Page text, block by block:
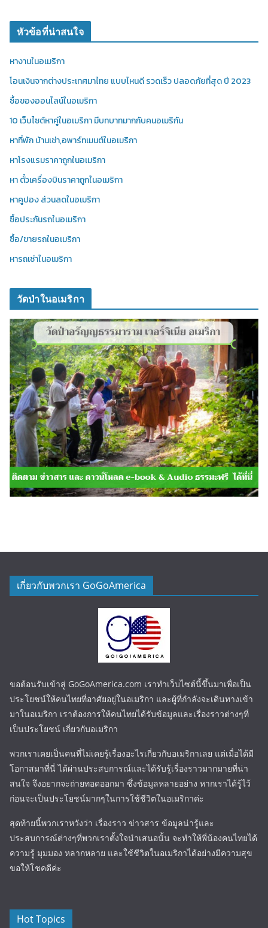
หัวข้อที่น่าสนใจ
หางานในอเมริกา
โอนเงินจากต่างประเทศมาไทย แบบไหนดี รวดเร็ว ปลอดภัยที่สุด ปี 2023
ซื้อของออนไลน์ในอเมริกา
10 เว็บไซต์หาคู่ในอเมริกา มีบทบาทมากกับคนอเมริกัน
หาที่พัก บ้านเช่า,อพาร์ทเมนต์ในอเมริกา
หาโรงแรมราคาถูกในอเมริกา
หา ตั๋วเครื่องบินราคาถูกในอเมริกา
หาคูปอง ส่วนลดในอเมริกา
ซื้อประกันรถในอเมริกา
ซื้อ/ขายรถในอเมริกา
หารถเช่าในอเมริกา
วัดป่าในอเมริกา
เกี่ยวกับพวกเรา GoGoAmerica
ขอต้อนรับเข้าสู่ GoGoAmerica.com เราทำเว็บไซต์นี้ขึ้นมาเพื่อเป็น
ประโยชน์ให้คนไทยที่อาศัยอยู่ในอเมริกา และผู้ที่กำลังจะเดินทางเข้า
มาในอเมริกา เราต้องการให้คนไทยได้รับข้อมูลและเรื่องราวต่างๆที่
เป็นประโยชน์ เกี่ยวกับอเมริกา
พวกเราเคยเป็นคนที่ไม่เคยรู้เรื่องอะไรเกี่ยวกับอเมริกาเลย แต่เมื่อได้มี
โอกาสมาที่นี่ ได้ผ่านประสบการณ์และได้รับรู้เรื่องราวมากมายที่น่า
สนใจ จึงอยากจะถ่ายทอดออกมา ซึ่งข้อมูลหลายอย่าง หากเราได้รู้ไว้
ก่อนจะเป็นประโยชน์มากๆในการใช้ชีวิตในอเมริกาค่ะ
สุดท้ายนี้พวกเราหวังว่า เรื่องราว ข่าวสาร ข้อมูลน่ารู้และ
ประสบการณ์ต่างๆที่พวกเราตั้งใจนำเสนอนั้น จะทำให้พี่น้องคนไทยได้
ความรู้ มุมมอง หลากหลาย และใช้ชีวิตในอเมริกาได้อย่างมีความสุข
ขอให้โชคดีค่ะ
Hot Topics